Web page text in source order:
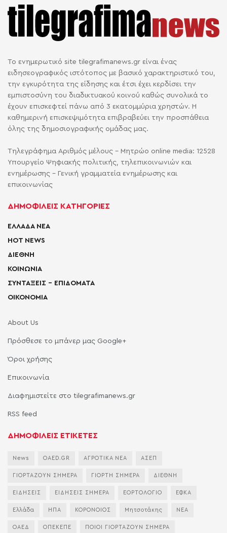
Το ενημερωτικό site tilegrafimanews.gr είναι ένας
ειδησεογραφικός ιστότοπος με βασικό χαρακτηριστικό του,
την εγκυρότητα της είδησης και έτσι έχει κερδίσει την
εμπιστοσύνη του διαδικτυακού κοινού καθώς συνολικά το
έχουν επισκεφτεί πάνω από 3 εκατομμύρια χρηστών. Η
καθημερινή επισκεψιμότητα επιβραβεύει την προσπάθεια
όλης της δημοσιογραφικής ομάδας μας.
Τηλεγράφημα Αριθμός μέλους - Μητρώο online media: 12528
Υπουργείο Ψηφιακής πολιτικής, τηλεπικοινωνιών και
ενημέρωσης - Γενική γραμματεία ενημέρωσης και
επικοινωνίας
ΔΗΜΟΦΙΛΕΙΣ ΚΑΤΗΓΟΡΙΕΣ
ΕΛΛΑΔΑ ΝΕΑ
HOT NEWS
ΔΙΕΘΝΗ
ΚΟΙΝΩΝΙΑ
ΣΥΝΤΑΞΕΙΣ – ΕΠΙΔΟΜΑΤΑ
ΟΙΚΟΝΟΜΙΑ
About Us
Πρόσθεσε το μπάνερ μας Google+
Όροι χρήσης
Επικοινωνία
Διαφημιστείτε στο tilegrafimanews.gr
RSS feed
ΔΗΜΟΦΙΛΕΙΣ ΕΤΙΚΕΤΕΣ
News OAED.GR ΑΓΡΟΤΙΚΑ ΝΕΑ ΑΣΕΠ
ΓΙΟΡΤΑΖΟΥΝ ΣΗΜΕΡΑ ΓΙΟΡΤΗ ΣΗΜΕΡΑ ΔΙΕΘΝΗ
ΕΙΔΗΣΕΙΣ ΕΙΔΗΣΕΙΣ ΣΗΜΕΡΑ ΕΟΡΤΟΛΟΓΙΟ ΕΦΚΑ
Ελλάδα ΗΠΑ ΚΟΡΟΝΟΙΟΣ Μητσοτάκης ΝΕΑ
ΟΑΕΔ ΟΠΕΚΕΠΕ ΠΟΙΟΙ ΓΙΟΡΤΑΖΟΥΝ ΣΗΜΕΡΑ